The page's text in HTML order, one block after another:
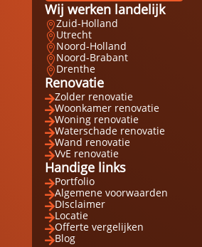
Wij werken landelijk
Zuid-Holland
Utrecht
Noord-Holland
Noord-Brabant
Drenthe
Renovatie
Zolder renovatie
Woonkamer renovatie
Woning renovatie
Waterschade renovatie
Wand renovatie
VvE renovatie
Handige links
Portfolio
Algemene voorwaarden
DIsclaimer
Locatie
Offerte vergelijken
Blog